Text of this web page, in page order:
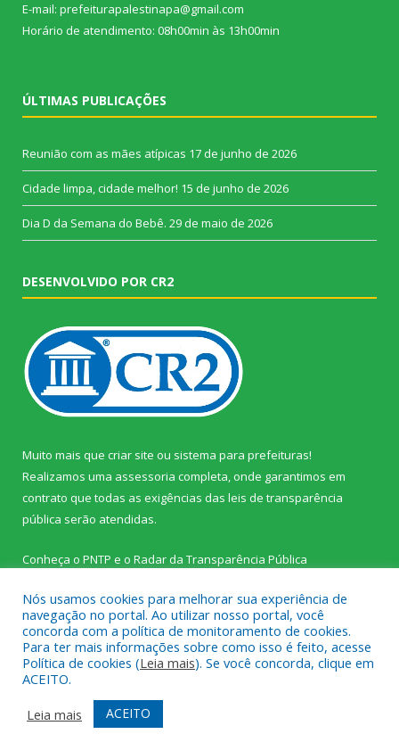
E-mail: prefeiturapalestinapa@gmail.com
Horário de atendimento: 08h00min às 13h00min
ÚLTIMAS PUBLICAÇÕES
Reunião com as mães atípicas 17 de junho de 2026
Cidade limpa, cidade melhor! 15 de junho de 2026
Dia D da Semana do Bebê. 29 de maio de 2026
DESENVOLVIDO POR CR2
Muito mais que criar site ou sistema para prefeituras!
Realizamos uma assessoria completa, onde garantimos em
contrato que todas as exigências das leis de transparência
pública serão atendidas.
Conheça o PNTP e o Radar da Transparência Pública
Todos os direitos reservados a Prefeitura Municipal de Palestina
do Pará.
Mapa do Site
Acessar Área Administrativa
Acessar Webmail
Nós usamos cookies para melhorar sua experiência de
navegação no portal. Ao utilizar nosso portal, você
concorda com a política de monitoramento de cookies.
Para ter mais informações sobre como isso é feito, acesse
Política de cookies (Leia mais). Se você concorda, clique em
ACEITO.
Leia mais
ACEITO